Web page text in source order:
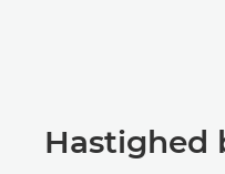
Hastighed